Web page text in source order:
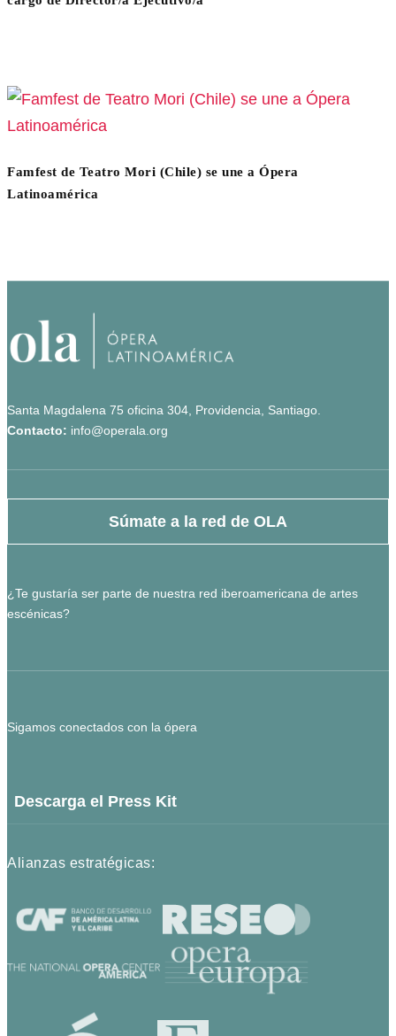
Famfest de Teatro Mori (Chile) se une a Ópera
Latinoamérica
Santa Magdalena 75 oficina 304, Providencia, Santiago.
Contacto: info@operala.org
Súmate a la red de OLA
¿Te gustaría ser parte de nuestra red iberoamericana de artes
escénicas?
Sigamos conectados con la ópera
Descarga el Press Kit
Alianzas estratégicas: